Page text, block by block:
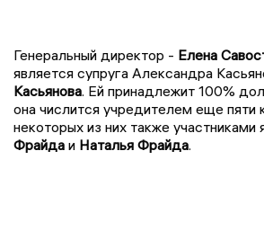
Генеральный директор - Елена
является супруга Александра
Касьянова. Ей принадлежит 100%
она числится учредителем еще пяти
некоторых из них также участниками
Фрайда и Наталья Фрайда.